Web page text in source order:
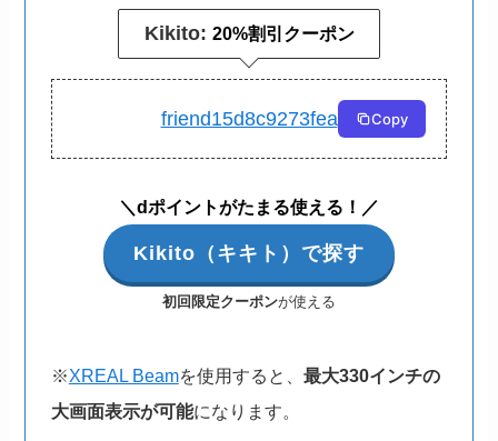
Kikito: 20%割引クーポン
friend15d8c9273fea Copy
＼dポイントがたまる使える！／
Kikito（キキト）で探す
初回限定クーポンが使える
※XREAL Beamを使用すると、 最大330インチの
大画面表示が可能になります。